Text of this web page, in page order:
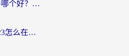
海外看国内电视剧软件哪个好？留学生亲测有效的追剧加速方案
海外党别愁！交管12123怎么在国外用？一篇搞定回国资源访问难题